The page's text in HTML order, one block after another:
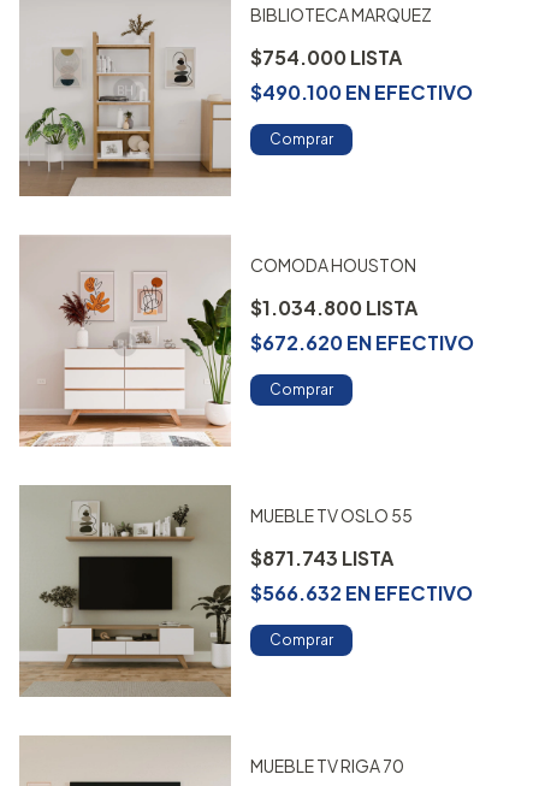
BIBLIOTECA MARQUEZ
$754.000
$490.100ENEFECTIVO
Comprar
COMODA HOUSTON
$1.034.800
$672.620ENEFECTIVO
Comprar
MUEBLE TV OSLO 55
$871.743
$566.632 ENEFECTIVO
Comprar
MUEBLE TV RIGA 70